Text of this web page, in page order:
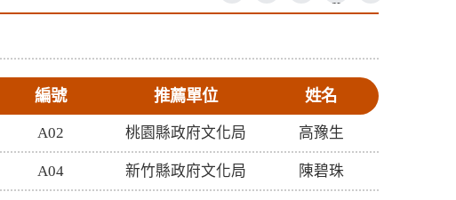
1370
編號 推薦單位 姓名
A02 桃園縣政府文化局 高豫生
A04 新竹縣政府文化局 陳碧珠